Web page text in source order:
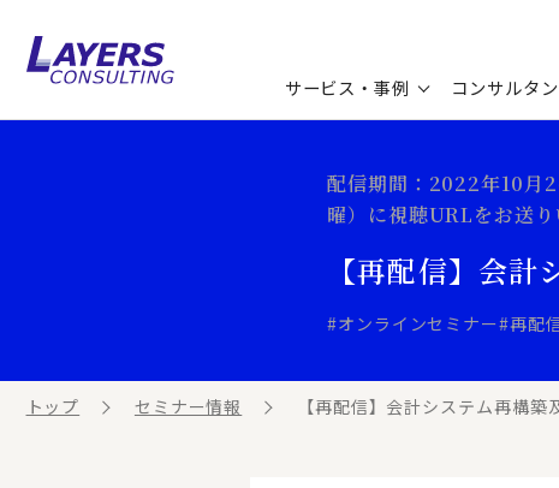
サービス・事例 コンサルタ
コンサルティングサービス
セミナー情報
最新ソリューション
動画ライブラリ
配信期間：2022年10月
曜）に視聴URLをお送り
【再配信】会
#オンラインセミナー#再配
トップ セミナー情報 【再配信】会計システム再構